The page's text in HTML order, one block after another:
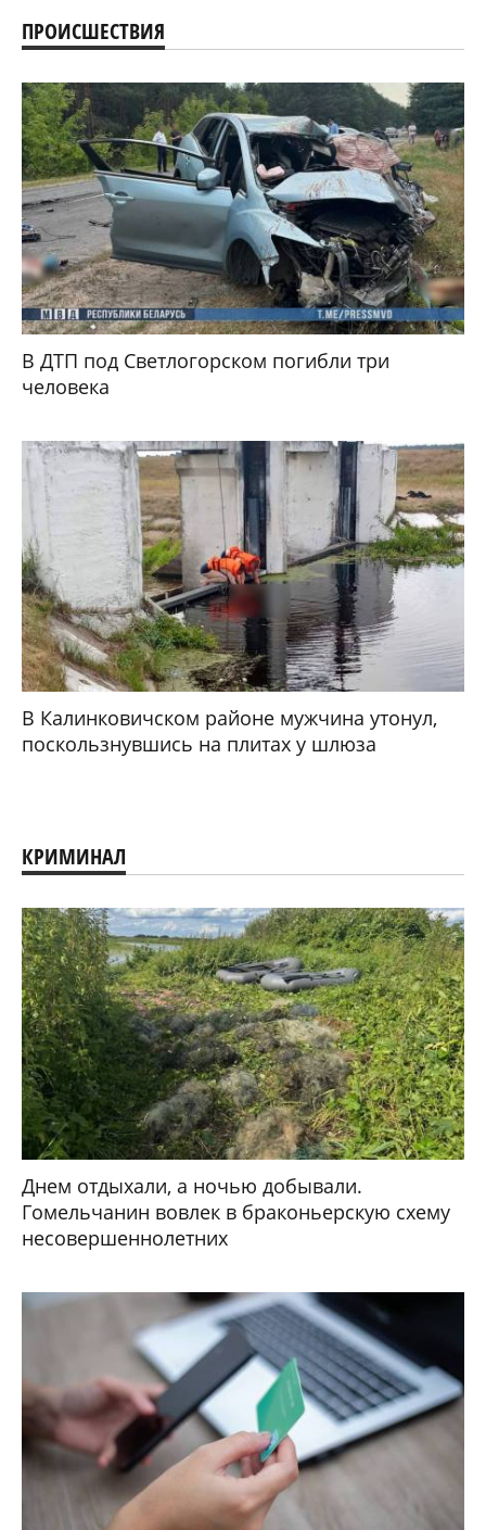
ПРОИСШЕСТВИЯ
В ДТП под Светлогорском погибли три
человека
В Калинковичском районе мужчина утонул,
поскользнувшись на плитах у шлюза
КРИМИНАЛ
Днем отдыхали, а ночью добывали.
Гомельчанин вовлек в браконьерскую схему
несовершеннолетних